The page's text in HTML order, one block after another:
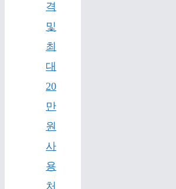
격
및
최
대
20
만
원
사
용
처